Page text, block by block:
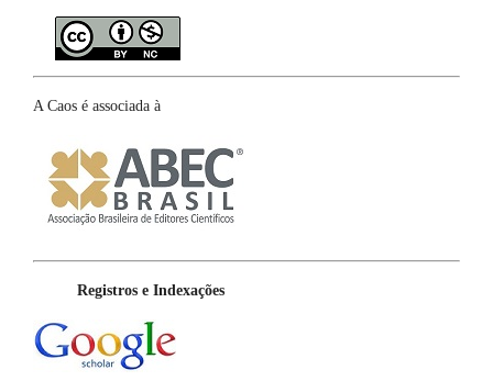
A Caos é associada à
Registros e Indexações